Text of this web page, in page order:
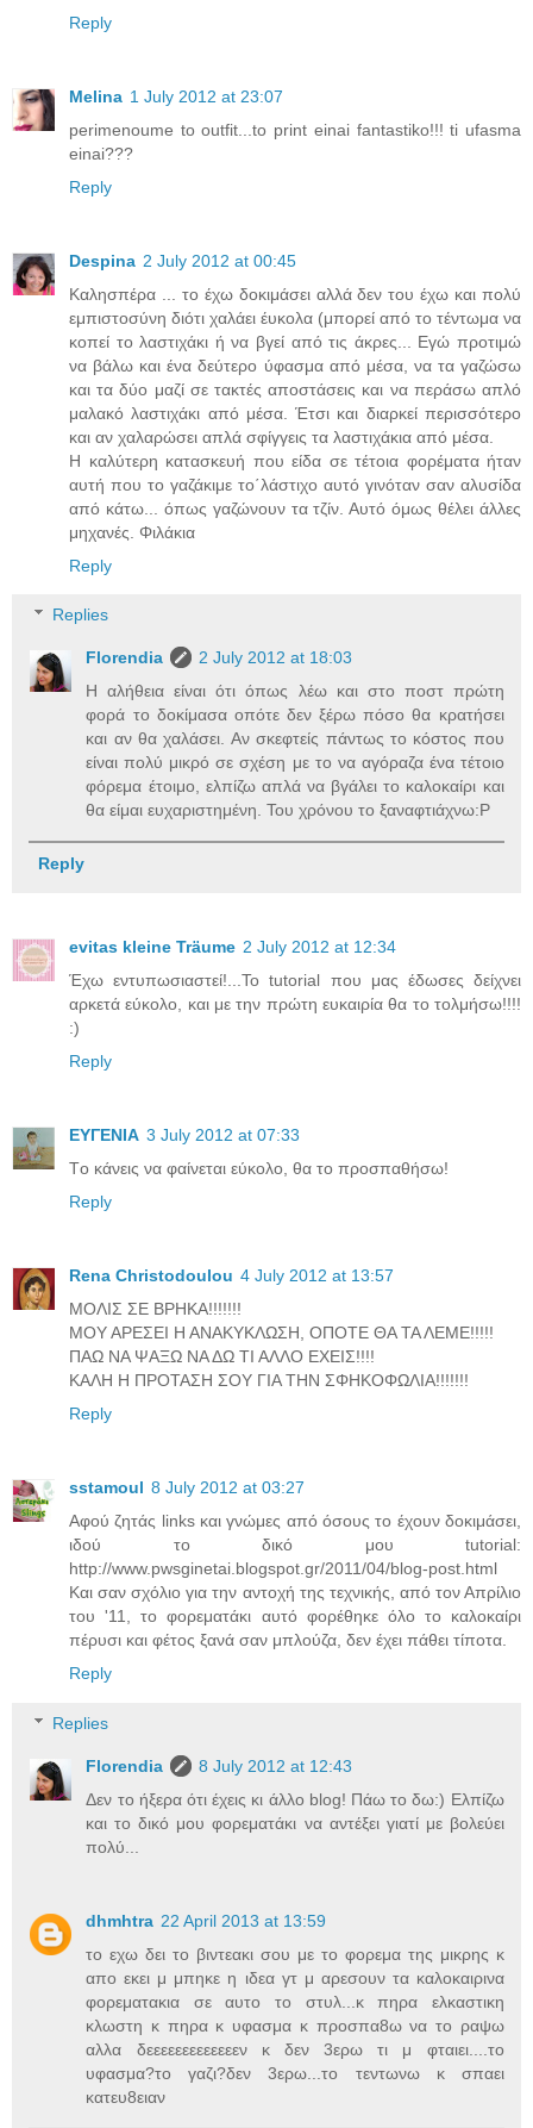
Reply
Melina 1 July 2012 at 23:07
perimenoume to outfit...to print einai fantastiko!!! ti ufasma
einai???
Reply
Despina 2 July 2012 at 00:45
Καλησπέρα ... το έχω δοκιμάσει αλλά δεν του έχω και πολύ
εμπιστοσύνη διότι χαλάει έυκολα (μπορεί από το τέντωμα να
κοπεί το λαστιχάκι ή να βγεί από τις άκρες... Εγώ προτιμώ
να βάλω και ένα δεύτερο ύφασμα από μέσα, να τα γαζώσω
και τα δύο μαζί σε τακτές αποστάσεις και να περάσω απλό
μαλακό λαστιχάκι από μέσα. Έτσι και διαρκεί περισσότερο
και αν χαλαρώσει απλά σφίγγεις τα λαστιχάκια από μέσα.
Η καλύτερη κατασκευή που είδα σε τέτοια φορέματα ήταν
αυτή που το γαζάκιμε το΄λάστιχο αυτό γινόταν σαν αλυσίδα
από κάτω... όπως γαζώνουν τα τζίν. Αυτό όμως θέλει άλλες
μηχανές. Φιλάκια
Reply
Replies
Florendia
2 July 2012 at 18:03
Η αλήθεια είναι ότι όπως λέω και στο ποστ πρώτη
φορά το δοκίμασα οπότε δεν ξέρω πόσο θα κρατήσει
και αν θα χαλάσει. Αν σκεφτείς πάντως το κόστος που
είναι πολύ μικρό σε σχέση με το να αγόραζα ένα τέτοιο
φόρεμα έτοιμο, ελπίζω απλά να βγάλει το καλοκαίρι και
θα είμαι ευχαριστημένη. Του χρόνου το ξαναφτιάχνω:P
Reply
evitas kleine Träume 2 July 2012 at 12:34
Έχω εντυπωσιαστεί!...Το tutorial που μας έδωσες δείχνει
αρκετά εύκολο, και με την πρώτη ευκαιρία θα το τολμήσω!!!!
:)
Reply
ΕΥΓΕΝΙΑ 3 July 2012 at 07:33
Tο κάνεις να φαίνεται εύκολο, θα το προσπαθήσω!
Reply
Rena Christodoulou 4 July 2012 at 13:57
ΜΟΛΙΣ ΣΕ ΒΡΗΚΑ!!!!!!!
ΜΟΥ ΑΡΕΣΕΙ Η ΑΝΑΚΥΚΛΩΣΗ, ΟΠΟΤΕ ΘΑ ΤΑ ΛΕΜΕ!!!!!
ΠΑΩ ΝΑ ΨΑΞΩ ΝΑ ΔΩ ΤΙ ΑΛΛΟ ΕΧΕΙΣ!!!!
ΚΑΛΗ Η ΠΡΟΤΑΣΗ ΣΟΥ ΓΙΑ ΤΗΝ ΣΦΗΚΟΦΩΛΙΑ!!!!!!!
Reply
sstamoul 8 July 2012 at 03:27
Αφού ζητάς links και γνώμες από όσους το έχουν δοκιμάσει,
ιδού το δικό μου tutorial:
http://www.pwsginetai.blogspot.gr/2011/04/blog-post.html
Και σαν σχόλιο για την αντοχή της τεχνικής, από τον Απρίλιο
του '11, το φορεματάκι αυτό φορέθηκε όλο το καλοκαίρι
πέρυσι και φέτος ξανά σαν μπλούζα, δεν έχει πάθει τίποτα.
Reply
Replies
Florendia
8 July 2012 at 12:43
Δεν το ήξερα ότι έχεις κι άλλο blog! Πάω το δω:) Ελπίζω
και το δικό μου φορεματάκι να αντέξει γιατί με βολεύει
πολύ...
dhmhtra 22 April 2013 at 13:59
το εχω δει το βιντεακι σου με το φορεμα της μικρης κ
απο εκει μ μπηκε η ιδεα γτ μ αρεσουν τα καλοκαιρινα
φορεματακια σε αυτο το στυλ...κ πηρα ελκαστικη
κλωστη κ πηρα κ υφασμα κ προσπα8ω να το ραψω
αλλα δεεεεεεεεεεεεεν κ δεν 3ερω τι μ φταιει....το
υφασμα?το γαζι?δεν 3ερω...το τεντωνω κ σπαει
κατευ8ειαν